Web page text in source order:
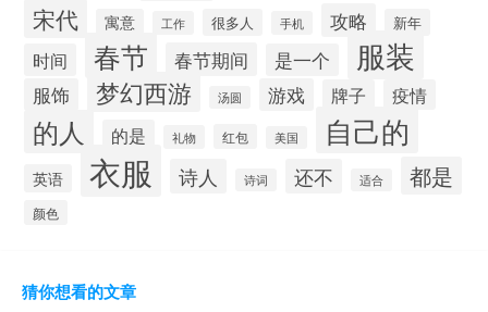
宋代 寓意 工作 很多人 手机 攻略 新年
时间 春节 春节期间 是一个 服装
服饰 梦幻西游 汤圆 游戏 牌子 疫情
的人 的是 礼物 红包 美国 自己的
英语 衣服 诗人 诗词 还不 适合 都是
颜色
猜你想看的文章